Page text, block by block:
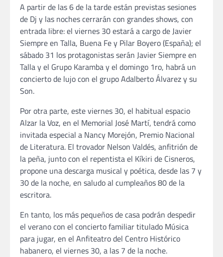
A partir de las 6 de la tarde están previstas sesiones
de Dj y las noches cerrarán con grandes shows, con
entrada libre: el viernes 30 estará a cargo de Javier
Siempre en Talla, Buena Fe y Pilar Boyero (España); el
sábado 31 los protagonistas serán Javier Siempre en
Talla y el Grupo Karamba y el domingo 1ro, habrá un
concierto de lujo con el grupo Adalberto Álvarez y su
Son.
Por otra parte, este viernes 30, el habitual espacio
Alzar la Voz, en el Memorial José Martí, tendrá como
invitada especial a Nancy Morejón, Premio Nacional
de Literatura. El trovador Nelson Valdés, anfitrión de
la peña, junto con el repentista el Kíkiri de Cisneros,
propone una descarga musical y poética, desde las 7 y
30 de la noche, en saludo al cumpleaños 80 de la
escritora.
En tanto, los más pequeños de casa podrán despedir
el verano con el concierto familiar titulado Música
para jugar, en el Anfiteatro del Centro Histórico
habanero, el viernes 30, a las 7 de la noche.